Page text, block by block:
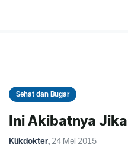
Sehat dan Bugar
Ini Akibatnya
Klikdokter, 24 Mei 2015